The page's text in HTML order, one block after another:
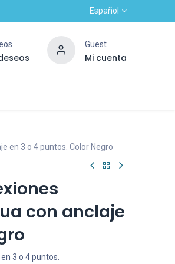
Español
Guest
Mi cuenta
en 3 o 4 puntos. Color Negro
con anclaje
3 o 4 puntos.